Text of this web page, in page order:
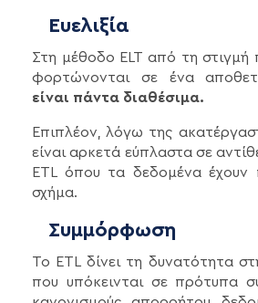
Ευελιξία
Στη μέθοδο ELT από τη στιγμή
φορτώνονται σε ένα
είναι πάντα διαθέσιμα.
Επιπλέον, λόγω της
είναι αρκετά εύπλαστα σε
ETL όπου τα δεδομένα έχουν
σχήμα.
Συμμόρφωση
Το ETL δίνει τη δυνατότητα
που υπόκεινται σε πρότυπα